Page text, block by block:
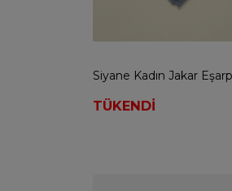
TÜKENDİ